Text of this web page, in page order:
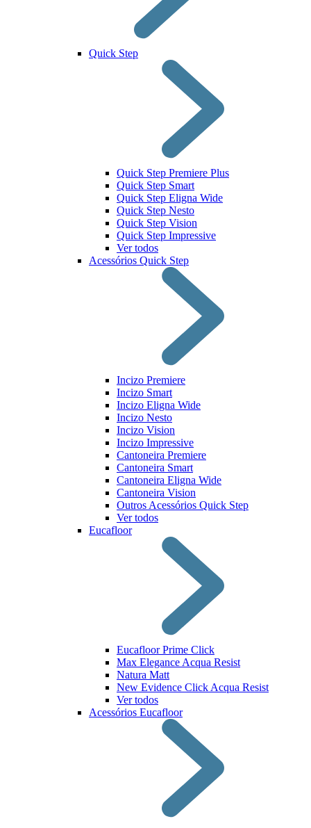
Quick Step
Quick Step Premiere Plus
Quick Step Smart
Quick Step Eligna Wide
Quick Step Nesto
Quick Step Vision
Quick Step Impressive
Ver todos
Acessórios Quick Step
Incizo Premiere
Incizo Smart
Incizo Eligna Wide
Incizo Nesto
Incizo Vision
Incizo Impressive
Cantoneira Premiere
Cantoneira Smart
Cantoneira Eligna Wide
Cantoneira Vision
Outros Acessórios Quick Step
Ver todos
Eucafloor
Eucafloor Prime Click
Max Elegance Acqua Resist
Natura Matt
New Evidence Click Acqua Resist
Ver todos
Acessórios Eucafloor